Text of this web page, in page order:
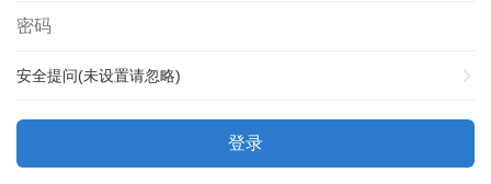
安全提问(未设置请忽略)
登录